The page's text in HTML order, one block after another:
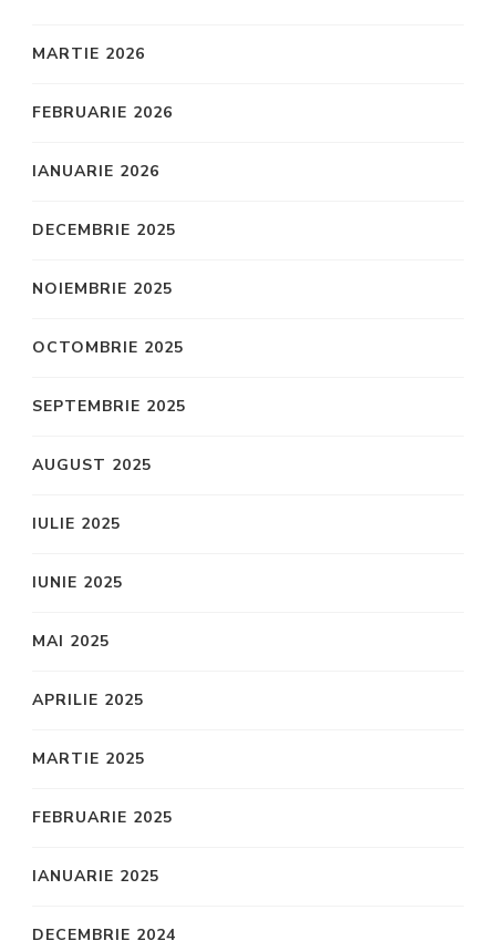
MARTIE 2026
FEBRUARIE 2026
IANUARIE 2026
DECEMBRIE 2025
NOIEMBRIE 2025
OCTOMBRIE 2025
SEPTEMBRIE 2025
AUGUST 2025
IULIE 2025
IUNIE 2025
MAI 2025
APRILIE 2025
MARTIE 2025
FEBRUARIE 2025
IANUARIE 2025
DECEMBRIE 2024